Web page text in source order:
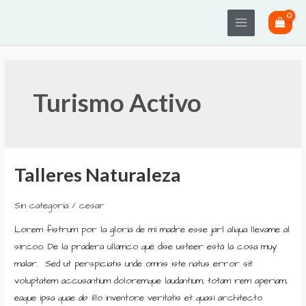
Main
Menu
Turismo Activo
Talleres Naturaleza
Sin categoría /cesar
Lorem fistrum por la gloria de mi madre esse jarl aliqua llevame al
sircoo. De la pradera ullamco qué dise usteer está la cosa muy
malar. Sed ut perspiciatis unde omnis iste natus error sit
voluptatem accusantium doloremque laudantium, totam rem aperiam,
eaque ipsa quae ab illo inventore veritatis et quasi architecto
Talleres